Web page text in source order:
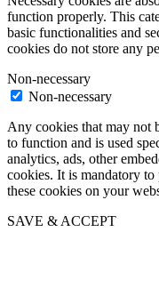
function properly. This
basic functionalities and
cookies do not store any
Non-necessary
Non-necessary
Any cookies that may not
to function and is used
analytics, ads, other
cookies. It is mandatory
these cookies on your
SAVE & ACCEPT